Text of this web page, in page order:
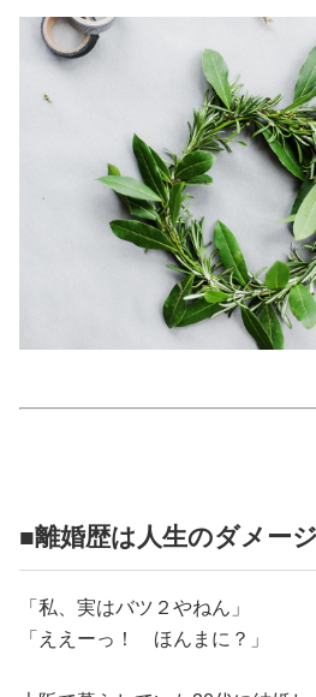
ワークスタイル
妊娠/出産/家族
ココロ/カラダ
グルメ
トラベル
■離婚歴は人生のダメー
「私、実はバツ２やねん」
「ええーっ！ ほんまに？」